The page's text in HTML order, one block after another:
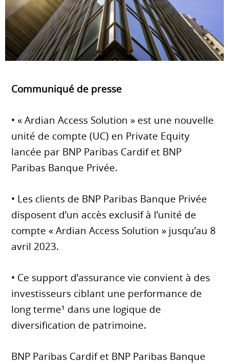
Communiqué de presse
• « Ardian Access Solution » est une nouvelle
unité de compte (UC) en Private Equity
lancée par BNP Paribas Cardif et BNP
Paribas Banque Privée.
• Les clients de BNP Paribas Banque Privée
disposent d’un accès exclusif à l’unité de
compte « Ardian Access Solution » jusqu’au 8
avril 2023.
• Ce support d’assurance vie convient à des
investisseurs ciblant une performance de
long terme¹ dans une logique de
diversification de patrimoine.
BNP Paribas Cardif et BNP Paribas Banque